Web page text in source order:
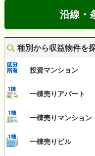
沿線・
種別から収益物件を
投資マンション
一棟売りアパート
一棟売りマンション
一棟売りビル